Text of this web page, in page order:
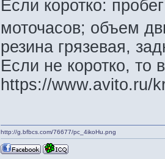
Если коротко:
моточасов; объем
резина грязевая,
Если не коротко, то
https://www.avito.ru/
http://g.bfbcs.com/76677/pc_4ikoHu.png